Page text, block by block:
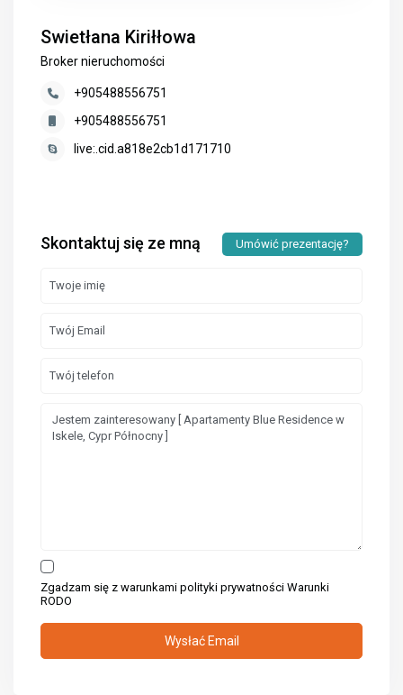
Swietłana Kiriłłowa
Broker nieruchomości
+905488556751
+905488556751
live:.cid.a818e2cb1d171710
Skontaktuj się ze mną Umówić prezentację?
Zgadzam się z warunkami polityki prywatnościWarunki
RODO